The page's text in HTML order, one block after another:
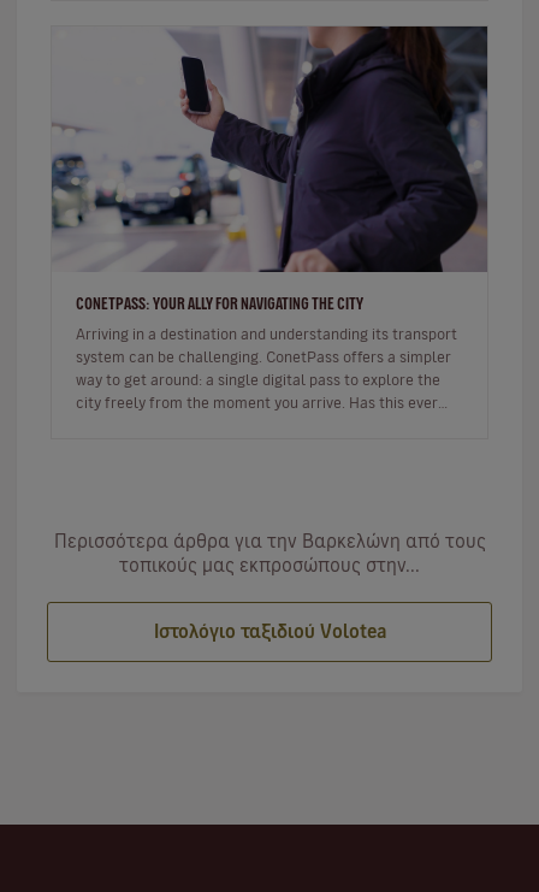
CONETPASS: YOUR ALLY FOR NAVIGATING THE CITY
Arriving in a destination and understanding its transport
system can be challenging. ConetPass offers a simpler
way to get around: a single digital pass to explore the
city freely from the moment you arrive. Has this ever
Περισσότερα άρθρα για την Βαρκελώνη από τους
τοπικούς μας εκπροσώπους στην...
Ιστολόγιο ταξιδιού Volotea